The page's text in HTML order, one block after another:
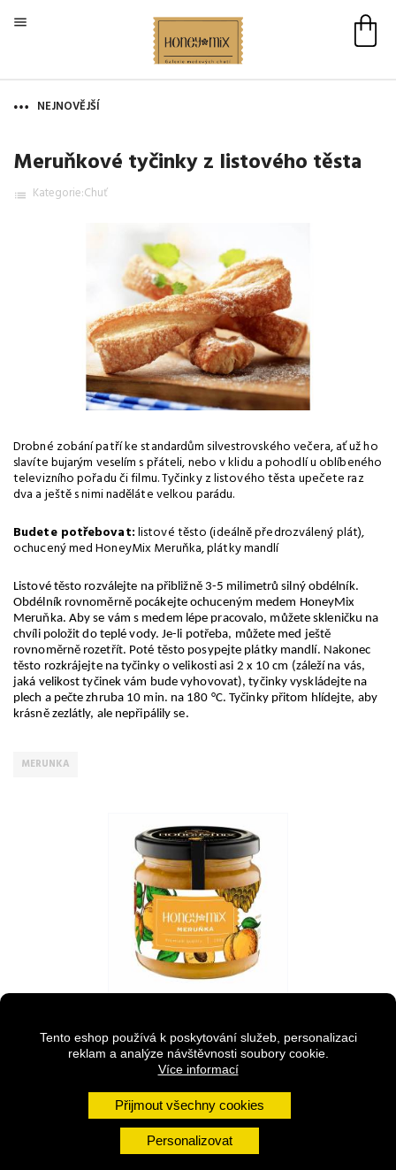
Tento eshop používá k poskytování služeb, personalizaci
reklam a analýze návštěvnosti soubory cookie.
Více informací
Přijmout všechny cookies
Personalizovat

NEJNOVĚJŠÍ
Meruňkové tyčinky z listového těsta
list Kategorie:Chuť
Drobné zobání patří ke standardům silvestrovského večera, ať už ho
slavíte bujarým veselím s přáteli, nebo v klidu a pohodlí u oblíbeného
televizního pořadu či filmu. Tyčinky z listového těsta upečete raz
dva a ještě s nimi naděláte velkou parádu.
Budete potřebovat:listové těsto (ideálně předrozválený plát),
ochucený med HoneyMix Meruňka, plátky mandlí
Listové těsto rozválejte na přibližně 3-5 milimetrů silný obdélník.
Obdélník rovnoměrně pocákejte ochuceným medem HoneyMix
Meruňka. Aby se vám s medem lépe pracovalo, můžete skleničku na
chvíli položit do teplé vody. Je-li potřeba, můžete med ještě
rovnoměrně rozetřít. Poté těsto posypejte plátky mandlí. Nakonec
těsto rozkrájejte na tyčinky o velikosti asi 2 x 10 cm (záleží na vás,
jaká velikost tyčinek vám bude vyhovovat), tyčinky vyskládejte na
plech a pečte zhruba 10 min. na 180 °C. Tyčinky přitom hlídejte, aby
krásně zezlátly, ale nepřipálily se.
MERUNKA
Svěží, energická a aromatická,
ale také sladká, jemná a...
Cena
139,00 Kč
Balení
250
140